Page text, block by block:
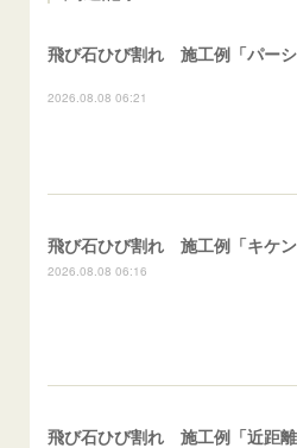
2026.08.08 06:21
2026.08.08 06:16